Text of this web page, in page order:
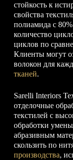
стойкость к
свойства
полиамида с
количество
циклов по
Клиенты могут
волокон для
тканей.
Sarelli Interiors
отделочные
текстилей с
обработки
абразивным
скользить по
производства,